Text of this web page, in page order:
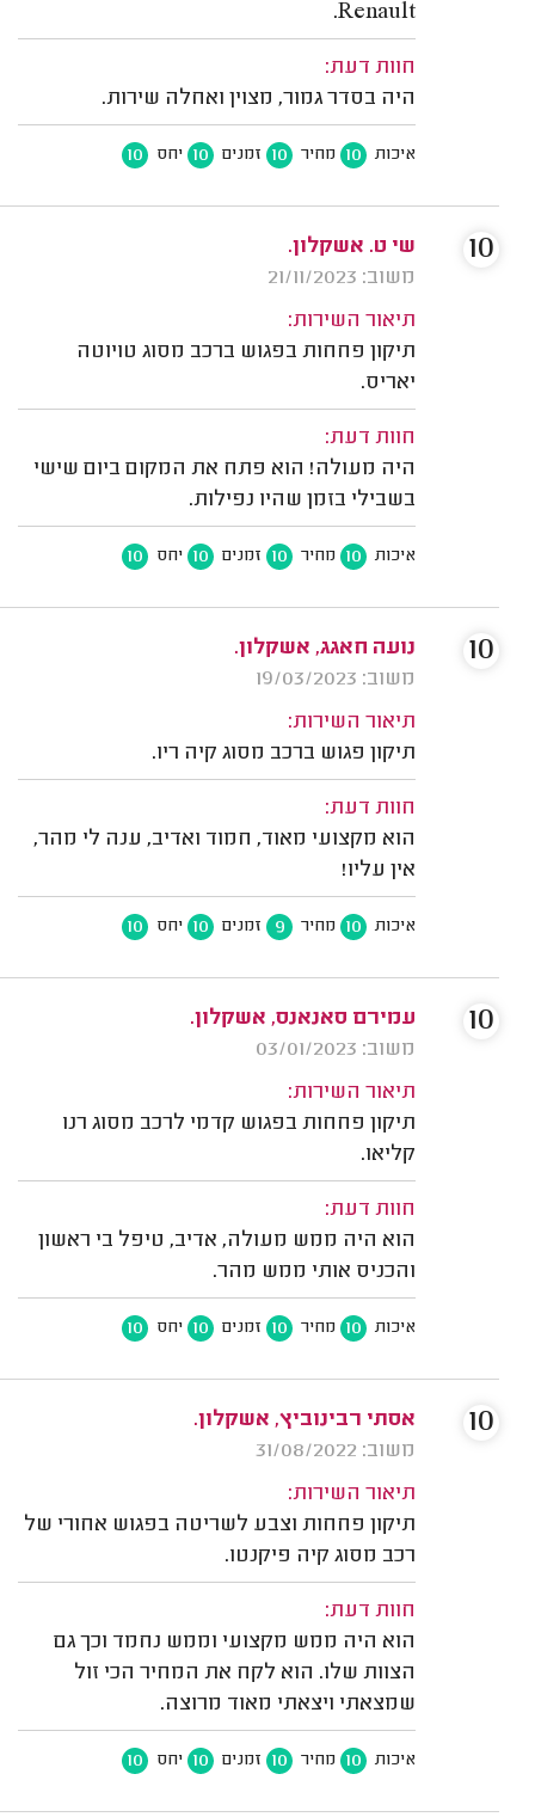
Renault.
חוות דעת:
היה בסדר גמור, מצוין ואחלה שירות.
איכות 10 מחיר 10 זמנים 10 יחס 10
שי ט. אשקלון.
משוב: 21/11/2023
תיאור השירות:
תיקון פחחות בפגוש ברכב מסוג טויוטה
יאריס.
חוות דעת:
היה מעולה! הוא פתח את המקום ביום שישי
בשבילי בזמן שהיו נפילות.
איכות 10 מחיר 10 זמנים 10 יחס 10
10
נועה חאגג, אשקלון.
משוב: 19/03/2023
תיאור השירות:
תיקון פגוש ברכב מסוג קיה ריו.
חוות דעת:
הוא מקצועי מאוד, חמוד ואדיב, ענה לי מהר,
אין עליו!
איכות 10 מחיר 9 זמנים 10 יחס 10
10
עמירם סאנאנס, אשקלון.
משוב: 03/01/2023
תיאור השירות:
תיקון פחחות בפגוש קדמי לרכב מסוג רנו
קליאו.
חוות דעת:
הוא היה ממש מעולה, אדיב, טיפל בי ראשון
והכניס אותי ממש מהר.
איכות 10 מחיר 10 זמנים 10 יחס 10
10
אסתי רבינוביץ, אשקלון.
משוב: 31/08/2022
תיאור השירות:
תיקון פחחות וצבע לשריטה בפגוש אחורי של
רכב מסוג קיה פיקנטו.
חוות דעת:
הוא היה ממש מקצועי וממש נחמד וכך גם
הצוות שלו. הוא לקח את המחיר הכי זול
שמצאתי ויצאתי מאוד מרוצה.
איכות 10 מחיר 10 זמנים 10 יחס 10
10